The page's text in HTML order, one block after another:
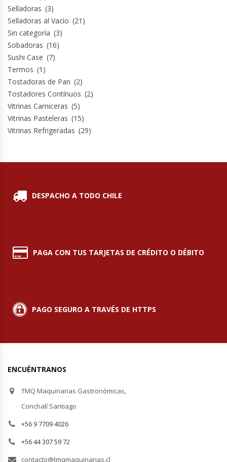
Selladoras (3)
Selladoras al Vacío (21)
Sin categoría (3)
Sobadoras (16)
Sushi Case (7)
Termos (1)
Tostadoras de Pan (2)
Tostadores Contínuos (2)
Vitrinas Carniceras (5)
Vitrinas Pasteleras (15)
Vitrinas Refrigeradas (29)
DESPACHO A TODO CHILE
PAGA CON TUS TARJETAS DE CRÉDITO O DÉBITO
PAGO SEGURO A TRAVÉS DE HTTPS
ENCUÉNTRANOS
TMQ Maquinarias Gastronómicas,
Conchalí Santiago
+56 9 7709 4026
+56 44 307 59 72
contacto@tmqmaquinarias.cl